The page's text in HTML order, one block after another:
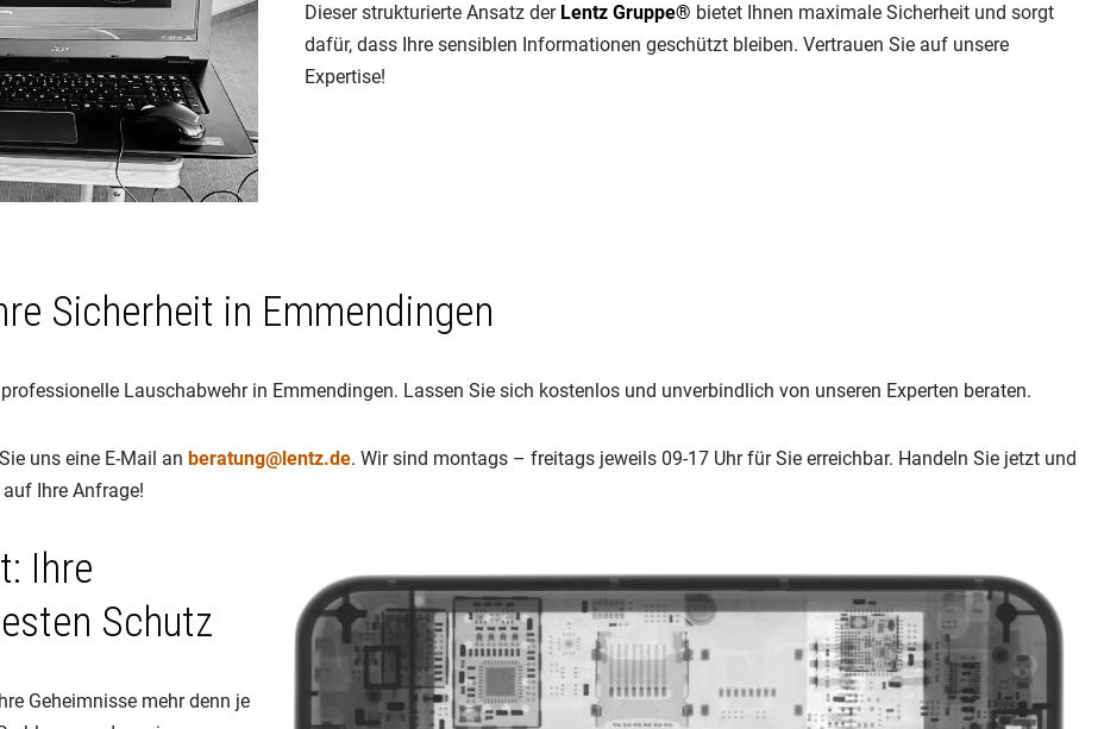
Dieser strukturierte Ansatz der Lentz Gruppe® bietet Ihnen maximale Sicherheit und sorgt
dafür, dass Ihre sensiblen Informationen geschützt bleiben. Vertrauen Sie auf unsere
Expertise!
Sicherheit in Emmendingen
Lauschabwehr in Emmendingen. Lassen Sie sich kostenlos und unverbindlich von unseren Experten beraten.
uns eine E-Mail an beratung@lentz.de. Wir sind montags – freitags jeweils 09-17 Uhr für Sie erreichbar. Handeln Sie jetzt und
Ihre Anfrage!
Ihre
Schutz
Geheimnisse mehr denn je